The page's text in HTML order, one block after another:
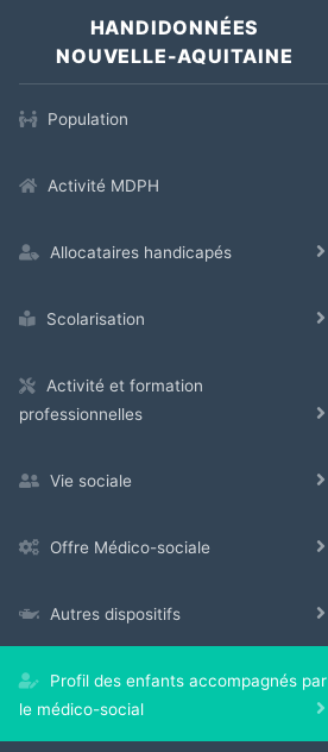
HANDIDONNÉES
NOUVELLE-AQUITAINE
Population
Activité MDPH
Allocataires handicapés
Scolarisation
Activité et formation
professionnelles
Vie sociale
Offre Médico-sociale
Autres dispositifs
Profil des enfants accompagnés par
le médico-social